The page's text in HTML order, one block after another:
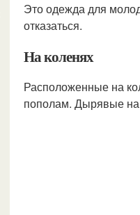
Это одежда для
отказаться.
На коленях
Расположенные на
пополам. Дырявые на